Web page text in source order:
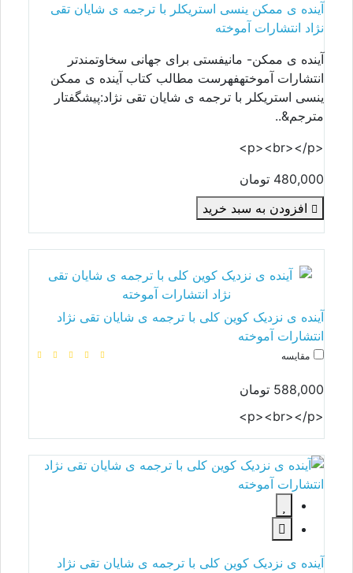
آینده ی ممکن ینسی استریکلر با ترجمه ی شایان تقی
نژاد انتشارات آموخته
آینده ی ممکن- مانیفستی برای جهانی سخاوتمندتر
انتشارات آموختهفهرست مطالب کتاب آینده ی ممکن
ینسی استریکلر با ترجمه ی شایان تقی نژاد:پیشگفتار
مترجم&..
480,000 تومان
افزودن به سبد خرید
آینده ی نزدیک کوین کلی با ترجمه ی شایان تقی نژاد
انتشارات آموخته
مقایسه
588,000 تومان
آینده ی نزدیک کوین کلی با ترجمه ی شایان تقی نژاد